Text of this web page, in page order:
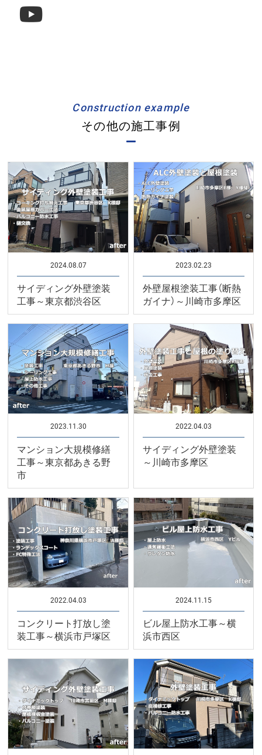
Construction example
その他の施工事例
2024.08.07
サイディング外壁塗装
工事～東京都渋谷区
2023.02.23
外壁屋根塗装工事（断熱
ガイナ）～川崎市多摩区
2023.11.30
マンション大規模修繕
工事～東京都あきる野
市
2022.04.03
サイディング外壁塗装
～川崎市多摩区
2022.04.03
コンクリート打放し塗
装工事～横浜市戸塚区
2024.11.15
ビル屋上防水工事～横
浜市西区